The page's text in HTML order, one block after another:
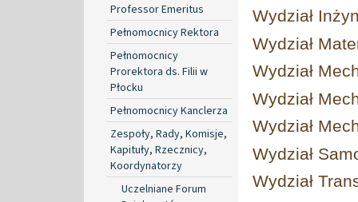
Professor Emeritus
Pełnomocnicy Rektora
Pełnomocnicy
Prorektora ds. Filii w
Płocku
Pełnomocnicy Kanclerza
Zespoły, Rady, Komisje,
Kapituły, Rzecznicy,
Koordynatorzy
Uczelniane Forum
Wydział
Wydział
Wydział
Wydział
Wydział
Wydział
Wydział